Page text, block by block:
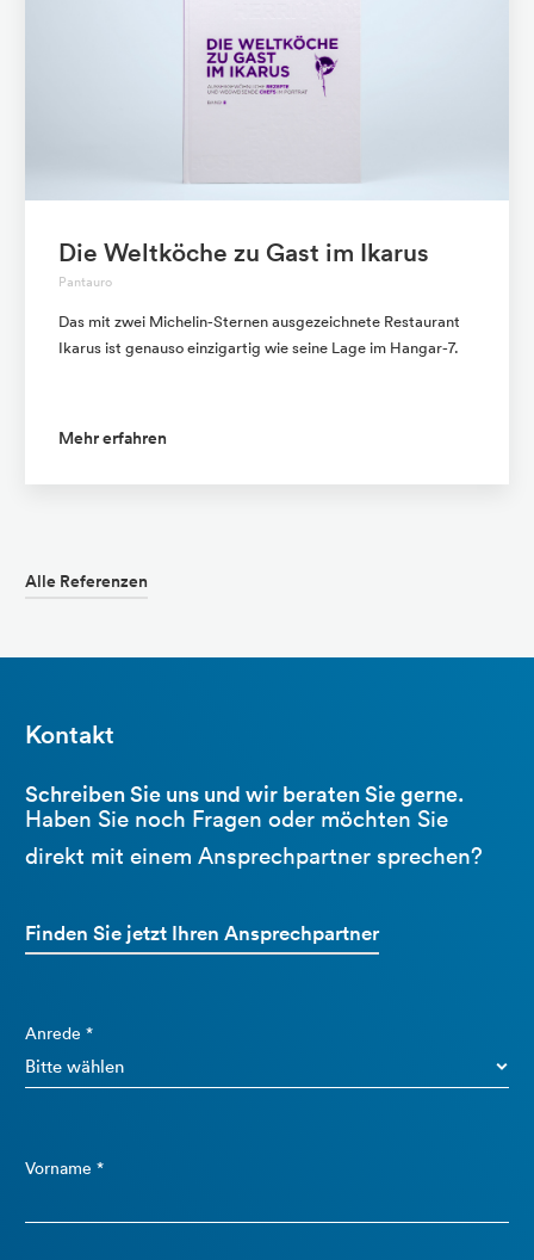
Die Weltköche zu Gast im Ikarus
Pantauro
Das mit zwei Michelin-Sternen ausgezeichnete Restaurant
Ikarus ist genauso einzigartig wie seine Lage im Hangar-7.
Mehr erfahren
Alle Referenzen
Kontakt
Schreiben Sie uns und wir beraten Sie gerne.
Haben Sie noch Fragen oder möchten Sie
direkt mit einem Ansprechpartner sprechen?
Finden Sie jetzt Ihren Ansprechpartner
Anrede *
Vorname *